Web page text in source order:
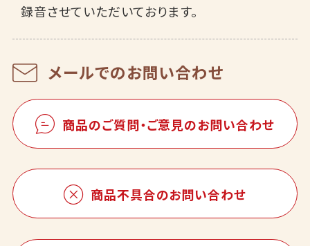
録音させていただいております。
メールでのお問い合わせ
商品のご質問・ご意見のお問い合わせ
商品不具合のお問い合わせ